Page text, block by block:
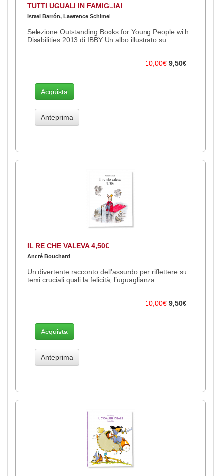
TUTTI UGUALI IN FAMIGLIA!
Israel Barrón, Lawrence Schimel
Selezione Outstanding Books for Young People with
Disabilities 2013 di IBBY Un albo illustrato su..
10,00€ 9,50€
Acquista
Anteprima
IL RE CHE VALEVA 4,50€
André Bouchard
Un divertente racconto dell’assurdo per riflettere su
temi cruciali quali la felicità, l’uguaglianza..
10,00€ 9,50€
Acquista
Anteprima